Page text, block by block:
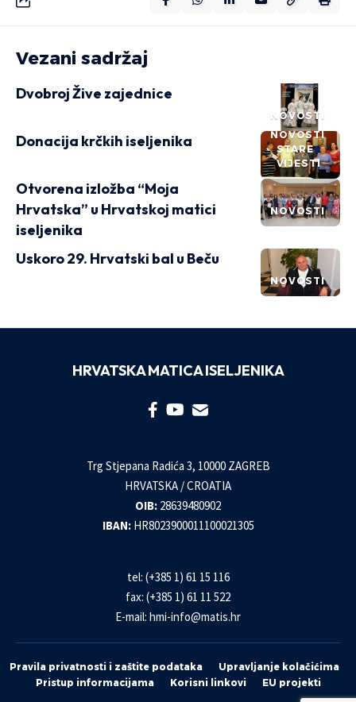
Vezani sadržaj
NOVOSTI
Dvobroj Žive zajednice
NOVOSTI
STARE
VIJESTI
Donacija krčkih iseljenika
NOVOSTI
Otvorena izložba “Moja
Hrvatska” u Hrvatskoj matici
iseljenika
NOVOSTI
Uskoro 29. Hrvatski bal u Beču
HRVATSKA MATICA ISELJENIKA
Trg Stjepana Radića 3, 10000 ZAGREB
HRVATSKA / CROATIA
OIB: 28639480902
IBAN: HR8023900011100021305
tel: (+385 1) 61 15 116
fax: (+385 1) 61 11 522
E-mail: hmi-info@matis.hr
Pravila privatnosti i zaštite podataka
Upravljanje kolačićima
Pristup informacijama
Korisni linkovi EU projekti